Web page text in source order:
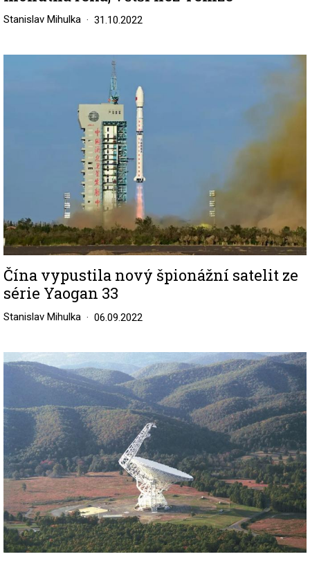
Stanislav Mihulka 31.10.2022
Čína vypustila nový špionážní satelit ze
série Yaogan 33
Stanislav Mihulka 06.09.2022
Image